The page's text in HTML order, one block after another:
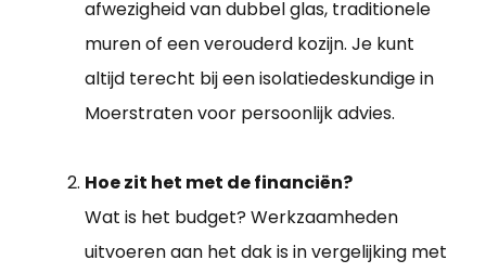
afwezigheid van dubbel glas, traditionele
muren of een verouderd kozijn. Je kunt
altijd terecht bij een isolatiedeskundige in
Moerstraten voor persoonlijk advies.
Hoe zit het met de financiën?
Wat is het budget? Werkzaamheden
uitvoeren aan het dak is in vergelijking met